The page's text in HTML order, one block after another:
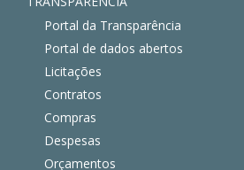
Portal da Transparência
Portal de dados abertos
Licitações
Contratos
Compras
Despesas
Orçamentos